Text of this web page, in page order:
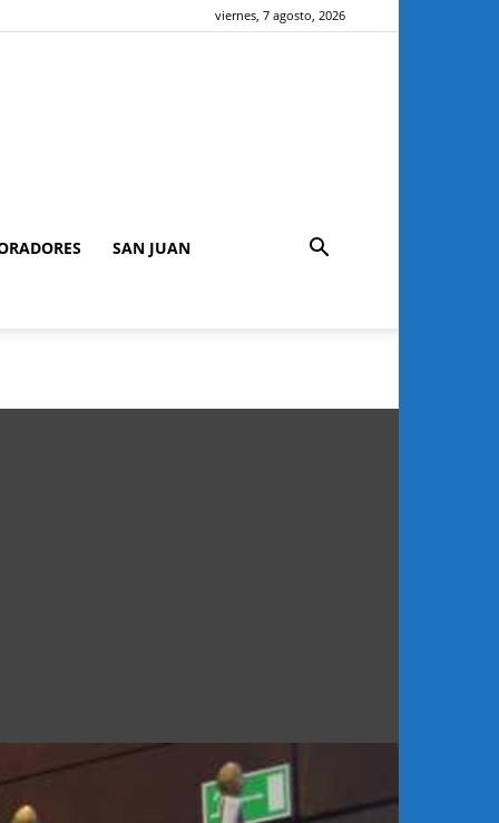
viernes, 7 agosto, 2026
SAN JUAN